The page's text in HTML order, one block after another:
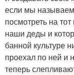
Печь для
Печь для
если мы
посмотреть на
наши деды и
банной культуре
проехал по ней и
теперь